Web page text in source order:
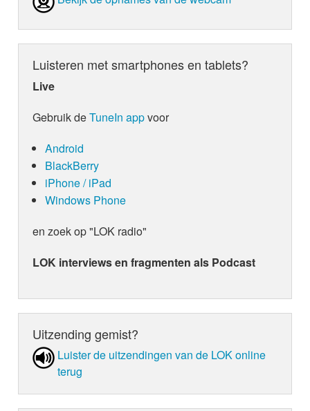
Luisteren met smartphones en tablets?
Live
Gebruik deTuneIn appvoor
Android
BlackBerry
iPhone / iPad
Windows Phone
en zoek op "LOK radio"
LOK interviews en fragmenten als Podcast
Uitzending gemist?
Luister de uit­zen­din­gen van de LOK online
terug